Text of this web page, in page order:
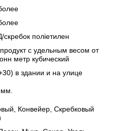
поліетилен
с удельным весом от
метр кубический
в здании и на улице
Конвейер, Скребковый